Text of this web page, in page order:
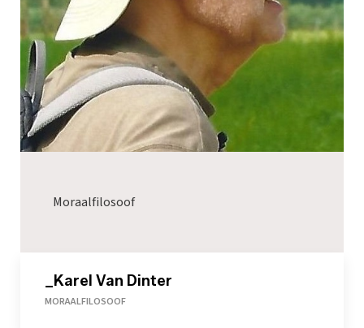
Moraalfilosoof
_Karel Van Dinter
MORAALFILOSOOF